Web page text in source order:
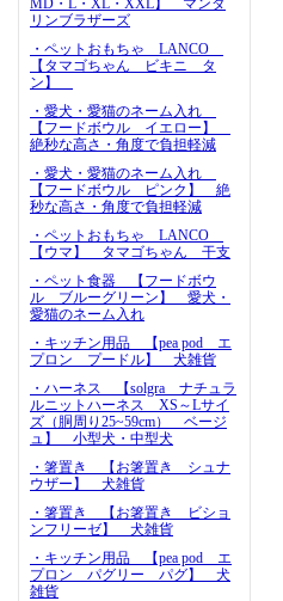
MD・L・XL・XXL】 マンダ
リンブラザーズ
・ペットおもちゃ LANCO
【タマゴちゃん ビキニ タ
ン】
・愛犬・愛猫のネーム入れ
【フードボウル イエロー】
絶秒な高さ・角度で負担軽減
・愛犬・愛猫のネーム入れ
【フードボウル ピンク】 絶
秒な高さ・角度で負担軽減
・ペットおもちゃ LANCO
【ウマ】 タマゴちゃん 干支
・ペット食器 【フードボウ
ル ブルーグリーン】 愛犬・
愛猫のネーム入れ
・キッチン用品 【pea pod エ
プロン プードル】 犬雑貨
・ハーネス 【solgra ナチュラ
ルニットハーネス XS～Lサイ
ズ（胴周り25~59cm） ベージ
ュ】 小型犬・中型犬
・箸置き 【お箸置き シュナ
ウザー】 犬雑貨
・箸置き 【お箸置き ビショ
ンフリーゼ】 犬雑貨
・キッチン用品 【pea pod エ
プロン パグリー パグ】 犬
雑貨